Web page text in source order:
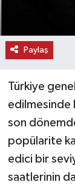
Paylaş
Türkiye
edilmesinde
son
popülarite
edici bir
saatlerinin
YAŞAM